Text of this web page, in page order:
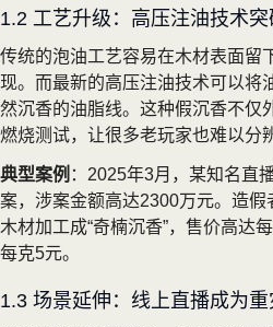
1.2 工艺升级：高压注油技术突
传统的泡油工艺容易在木材表面留
现。而最新的高压注油技术可以将
然沉香的油脂线。这种假沉香不仅
燃烧测试，让很多老玩家也难以分
典型案例 ：2025年3月，某知名直
案，涉案金额高达2300万元。造
木材加工成“奇楠沉香”，售价高达
每克5元。
1.3 场景延伸：线上直播成为重